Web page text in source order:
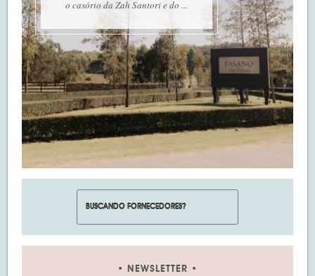
o casório da Zah Santori e do ...
NEWSLETTER